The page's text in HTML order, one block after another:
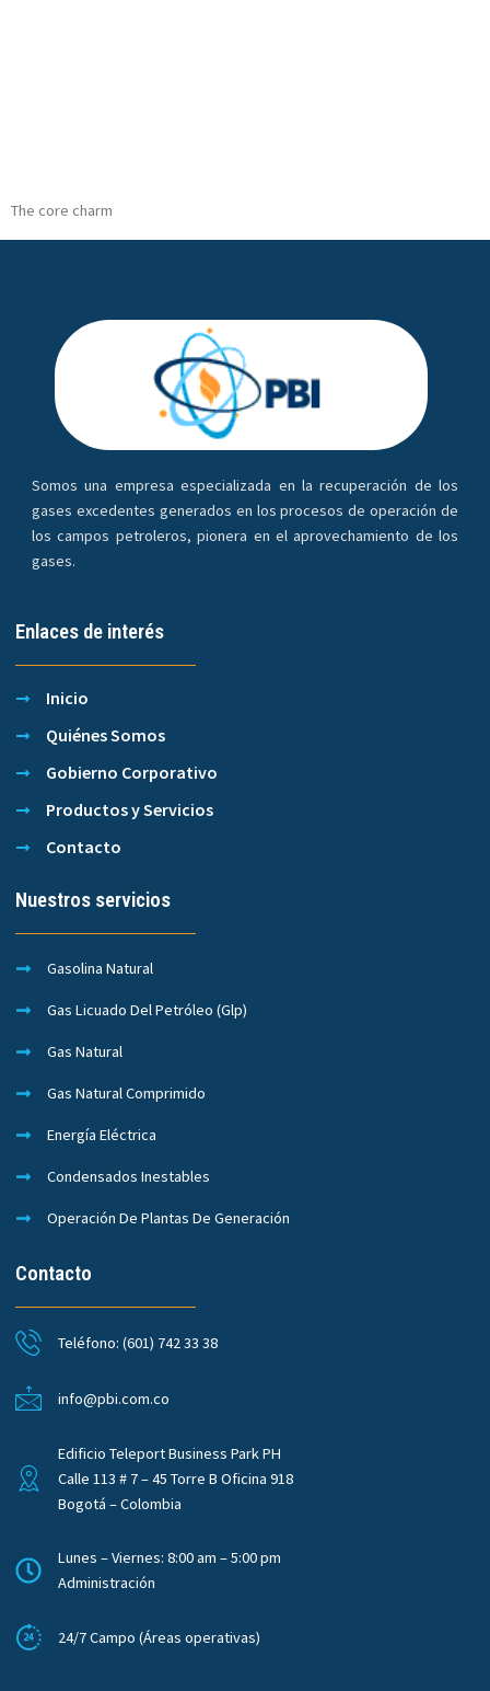
The core charm
Somos una empresa especializada en la recuperación de los
gases excedentes generados en los procesos de operación de
los campos petroleros, pionera en el aprovechamiento de los
gases.
Enlaces de interés
Inicio
Quiénes Somos
Gobierno Corporativo
Productos y Servicios
Contacto
Nuestros servicios
Gasolina Natural
Gas Licuado Del Petróleo (Glp)
Gas Natural
Gas Natural Comprimido
Energía Eléctrica
Condensados Inestables
Operación De Plantas De Generación
Contacto
Teléfono: (601) 742 33 38
info@pbi.com.co
Edificio Teleport Business Park PH
Calle 113 # 7 – 45 Torre B Oficina 918
Bogotá – Colombia
Lunes – Viernes: 8:00 am – 5:00 pm
Administración
24/7 Campo (Áreas operativas)